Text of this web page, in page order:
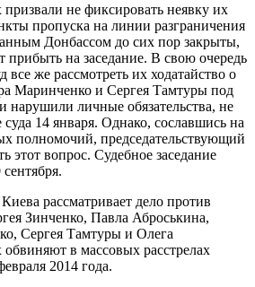
не фиксировать неявку их
пропуска на линии разграничения
Донбассом до сих пор закрыты,
прибыть на заседание. В свою очередь
же рассмотреть их ходатайство о
Маринченко и Сергея Тамтуры под
нарушили личные обязательства, не
14 января. Однако, сославшись на
полномочий, председательствующий
этот вопрос. Судебное заседание
рассматривает дело против
Зинченко, Павла Аброськина,
Сергея Тамтуры и Олега
в массовых расстрелах
2014 года.